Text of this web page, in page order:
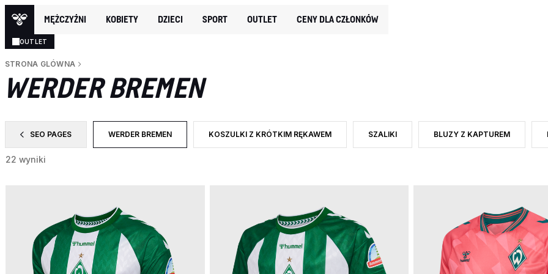
MĘŻCZYŹNI KOBIETY DZIECI SPORT OUTLET CENY DLA CZŁONKÓW
OUTLET
STRONA GLÓWNA
WERDER BREMEN
SEO PAGES
ZAWĘŹ DO CATEGORY: SEO PAGES
WERDER BREMENWYBRANY OBECNIE ZAWĘŻONO DO CATEGORY: WERDER BREMEN
KOSZULKI Z KRÓTKIM RĘKAWEM
ZAWĘŹ DO RODZAJ PRODUKTU: KOSZULKI Z KRÓTKIM RĘKAWEM
SZALIKI
ZAWĘŹ DO RODZAJ PRODUKTU: SZALIKI
BLUZY Z KAPTUREM
ZAWĘŹ DO RODZAJ
22 wyniki